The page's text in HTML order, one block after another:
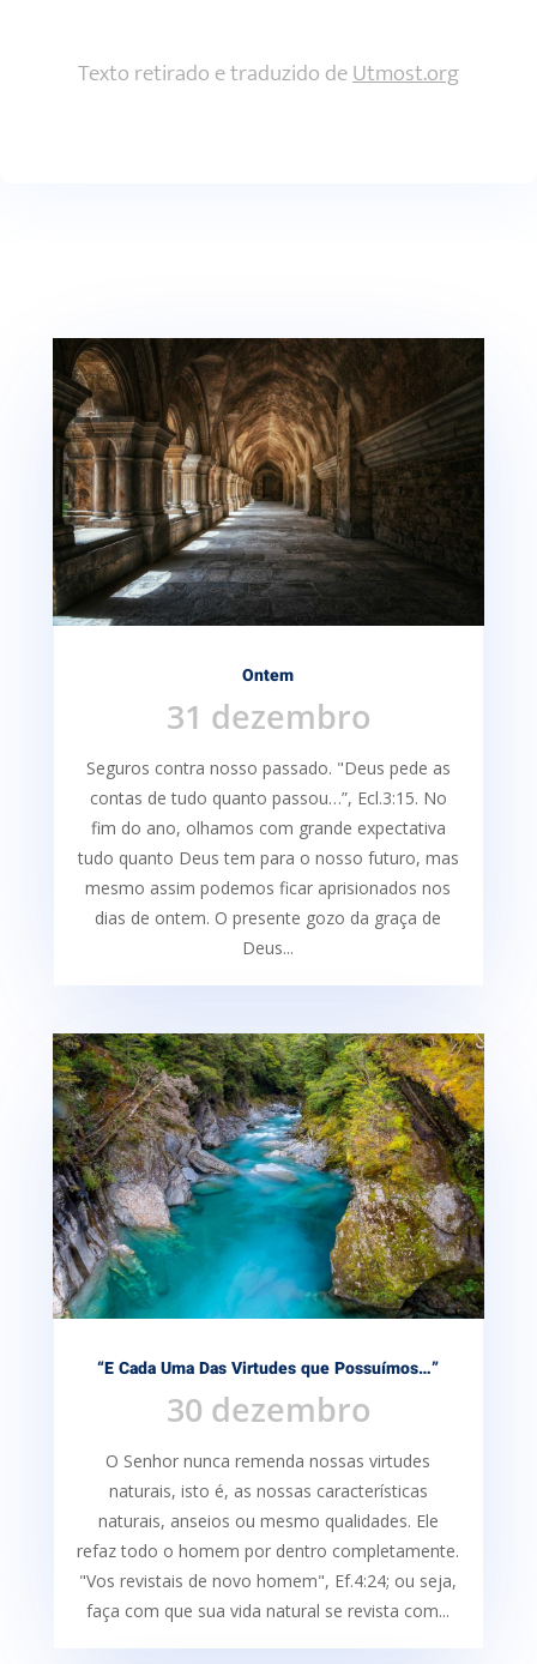
Texto retirado e traduzido deUtmost.org
Ontem
31 dezembro
Seguros contra nosso passado. "Deus pede as
contas de tudo quanto passou…”, Ecl.3:15. No
fim do ano, olhamos com grande expectativa
tudo quanto Deus tem para o nosso futuro, mas
mesmo assim podemos ficar aprisionados nos
dias de ontem. O presente gozo da graça de
Deus...
“E Cada Uma Das Virtudes que Possuímos…”
30 dezembro
O Senhor nunca remenda nossas virtudes
naturais, isto é, as nossas características
naturais, anseios ou mesmo qualidades. Ele
refaz todo o homem por dentro completamente.
"Vos revistais de novo homem", Ef.4:24; ou seja,
faça com que sua vida natural se revista com...